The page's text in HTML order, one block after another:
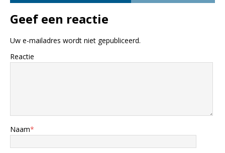
Geef een reactie
Uw e-mailadres wordt niet gepubliceerd.
Reactie
Naam*